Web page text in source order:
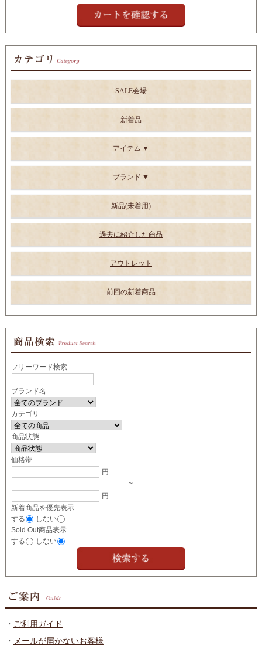
SALE会場
新着品
アイテム
ブランド
新品(未着用)
過去に紹介した商品
アウトレット
前回の新着商品
フリーワード検索
ブランド名
カテゴリ
商品状態
価格帯
円
~
円
新着商品を優先表示
する
しない
Sold Out商品表示
する
しない
・ ご利用ガイド
・ メールが届かないお客様